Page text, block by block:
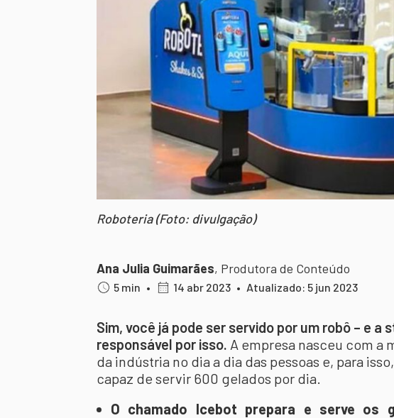
Roboteria (Foto: divulgação)
Ana Julia Guimarães, Produtora de Conteúdo
5 min • 14 abr 2023 • Atualizado: 5 jun 2023
Sim, você já pode ser servido por um robô – e a
responsável por isso. A empresa nasceu com a
da indústria no dia a dia das pessoas e, para
capaz de servir 600 gelados por dia.
O chamado Icebot prepara e serve os